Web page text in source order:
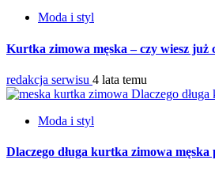
Moda i styl
Kurtka zimowa męska – czy wiesz już
redakcja serwisu 4 lata temu
Dlaczego
Moda i styl
Dlaczego długa kurtka zimowa